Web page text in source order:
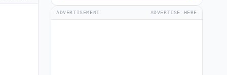
ADVERTISEMENT ADVERTISE HERE